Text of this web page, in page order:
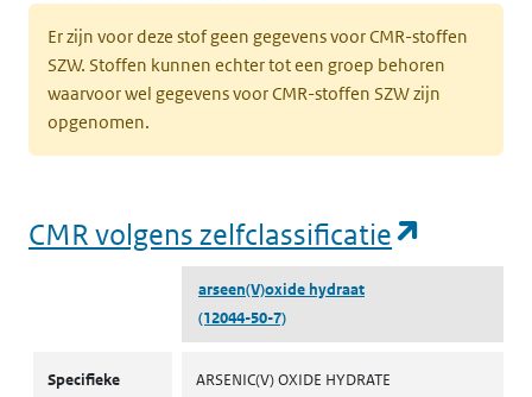
Er zijn voor deze stof geen gegevens voor CMR-stoffen
SZW. Stoffen kunnen echter tot een groep behoren
waarvoor wel gegevens voor CMR-stoffen SZW zijn
opgenomen.
CMR volgens zelfclassificatie
arseen(V)oxide hydraat
(12044-50-7)
Specifieke
ARSENIC(V) OXIDE HYDRATE